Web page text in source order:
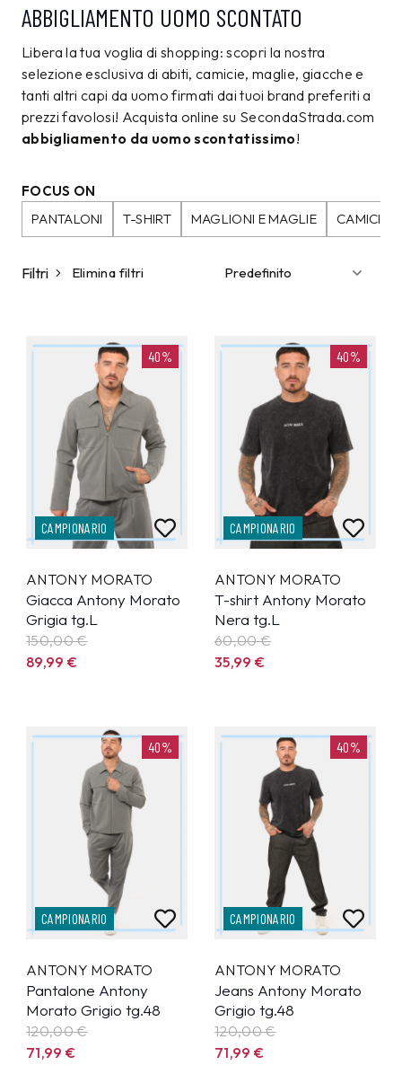
ABBIGLIAMENTO UOMO SCONTATO
Libera la tua voglia di shopping: scopri la nostra
selezione esclusiva di abiti, camicie, maglie, giacche e
tanti altri capi da uomo firmati dai tuoi brand preferiti a
prezzi favolosi! Acquista online su SecondaStrada.com
abbigliamento da uomo scontatissimo!
FOCUS ON
PANTALONI
T-SHIRT MAGLIONI E MAGLIE CAMICIE
Filtri Elimina filtri
40%
CAMPIONARIO
ANTONY MORATO
Giacca Antony Morato
Grigia tg.L
150,00 €
89,99€
40%
CAMPIONARIO
ANTONY MORATO
T-shirt Antony Morato
Nera tg.L
60,00 €
35,99€
40%
CAMPIONARIO
ANTONY MORATO
Pantalone Antony
Morato Grigio tg.48
120,00 €
71,99€
40%
CAMPIONARIO
ANTONY MORATO
Jeans Antony Morato
Grigio tg.48
120,00 €
71,99€